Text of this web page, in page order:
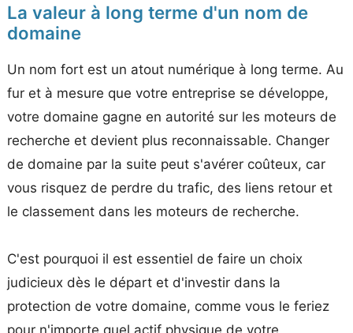
La valeur à long terme d'un nom de
domaine
Un nom fort est un atout numérique à long terme. Au
fur et à mesure que votre entreprise se développe,
votre domaine gagne en autorité sur les moteurs de
recherche et devient plus reconnaissable. Changer
de domaine par la suite peut s'avérer coûteux, car
vous risquez de perdre du trafic, des liens retour et
le classement dans les moteurs de recherche.
C'est pourquoi il est essentiel de faire un choix
judicieux dès le départ et d'investir dans la
protection de votre domaine, comme vous le feriez